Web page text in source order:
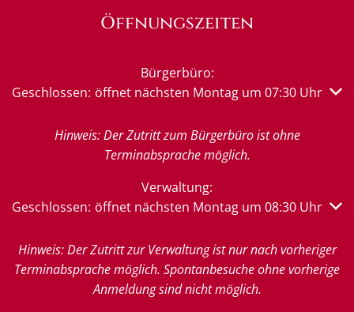
Öffnungszeiten
Bürgerbüro:
Klicken, um weitere Öffnungs- oder Schließzeiten
Geschlossen: öffnet nächsten Montag um 07:30 Uhr
Hinweis: Der Zutritt zum Bürgerbüro ist ohne
Terminabsprache möglich.
Verwaltung:
Klicken, um weitere Öffnungs- oder Schließzeiten
Geschlossen: öffnet nächsten Montag um 08:30 Uhr
Hinweis: Der Zutritt zur Verwaltung ist nur nach vorheriger
Terminabsprache möglich. Spontanbesuche ohne vorherige
Anmeldung sind nicht möglich.